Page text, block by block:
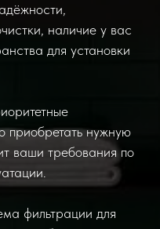
наличие у вас
для установки
приобретать нужную
ваши требования по
фильтрации для